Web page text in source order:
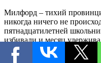
Милфорд – тихий
никогда ничего не
пятнадцатилетней
избивали и месяц
жителей до глубины
показания, в которых она